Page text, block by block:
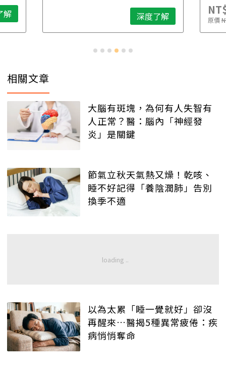
NT$2,900
原價NT$5,600
相關文章
大腦有斑塊，為何有人失智有
人正常？醫：腦內「神經發
炎」是關鍵
節氣立秋天氣熱又燥！乾咳、
睡不好記得「養陰潤肺」告別
換季不適
以為太累「睡一覺就好」卻沒
再醒來…醫揭5種異常疲倦：疾
病悄悄奪命